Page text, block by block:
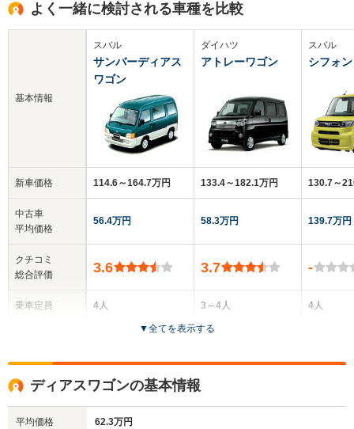
よく一緒に検討される車種を比較
基本情報
新車価格
中古車
平均価格
クチコミ
総合評価
乗車定員
スバル
サンバーディアス
ワゴン
114.6～164.7万円
56.4万円
3.6
4人
全高
1.9m
ダイハツ
アトレーワゴン
133.4～182.1万円
58.3万円
3.7
3～4人
5ドア
スバル
シフォン
130.7～
139.7万円
-
4人
▼全てを表示する
ディアスワゴンの基本情報
平均価格 62.3万円